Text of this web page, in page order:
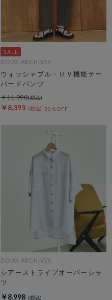
DOUX ARCHIVES
ウォッシャブル・ＵＶ機能テー
パードパンツ
￥8,393 30％OFF
￥11,990
DOUX ARCHIVES
シアーストライプオーバーシャ
ツ
￥8,998